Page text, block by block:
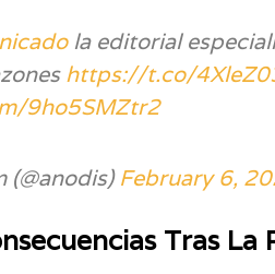
la editorial
https://t.co/
9ho5SMZtr2
(@anodis)February 6,
Tras La